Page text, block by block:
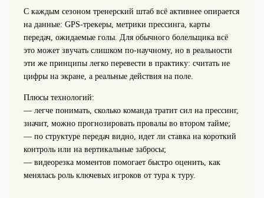
С каждым сезоном тренерский штаб всё активнее опирается
на данные: GPS-трекеры, метрики прессинга, карты
передач, ожидаемые голы. Для обычного болельщика всё
это может звучать слишком по-научному, но в реальности
эти же принципы легко перевести в практику: считать не
цифры на экране, а реальные действия на поле.
Плюсы технологий:
— легче понимать, сколько команда тратит сил на прессинг,
значит, можно прогнозировать провалы во втором тайме;
— по структуре передач видно, идет ли ставка на короткий
контроль или на вертикальные забросы;
— видеорезка моментов помогает быстро оценить, как
менялась роль ключевых игроков от тура к туру.